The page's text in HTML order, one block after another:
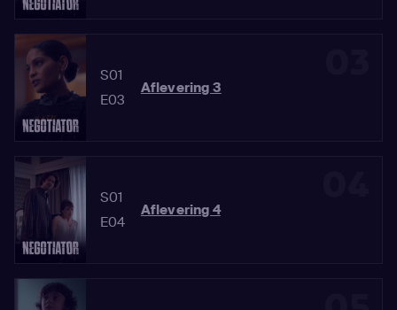
S01
E03
Aflevering 3
S01
E04
Aflevering 4